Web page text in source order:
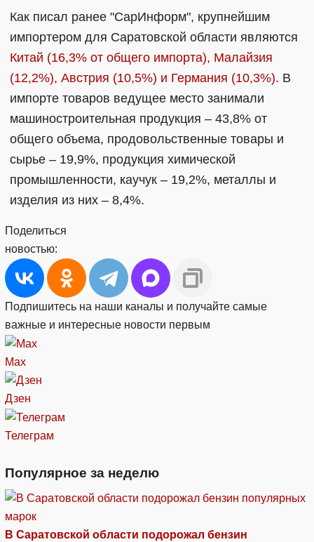
Как писал ранее "СарИнформ", крупнейшим
импортером для Саратовской области являются
Китай (16,3% от общего импорта), Малайзия
(12,2%), Австрия (10,5%) и Германия (10,3%). В
импорте товаров ведущее место занимали
машиностроительная продукция – 43,8% от
общего объема, продовольственные товары и
сырье – 19,9%, продукция химической
промышленности, каучук – 19,2%, металлы и
изделия из них – 8,4%.
Поделиться
новостью:
Подпишитесь на наши каналы и получайте самые
важные и интересные новости первым
Max
Дзен
Телеграм
Популярное за неделю
В Саратовской области подорожал бензин